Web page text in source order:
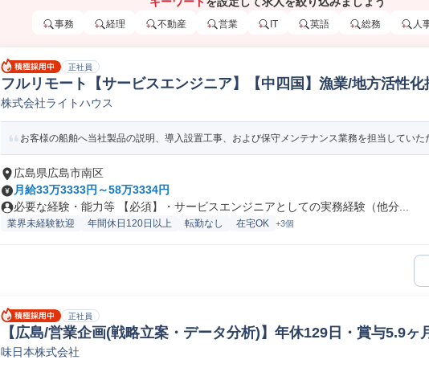
事務 経理 不動産 営業 IT 英語 総務 人
正社員
フルリモート【サービスエンジニア】【中四国】漁業/地方活性
株式会社ライトハウス
お客様の船舶へ当社製品の説明、導入設置工事、および保守メンテナンス業務を担当していた
広島県広島市南区
月給33万3333円～58万3334円
必要な経験・能力等 【必須】・サービスエンジニアとしての実務経験（他分...
業界未経験歓迎 年間休日120日以上 転勤なし 在宅OK +3個
正社員
【広島/営業企画(戦略立案・データ分析)】年休129日・賞与5.9ヶ
法人営業
味日本株式会社